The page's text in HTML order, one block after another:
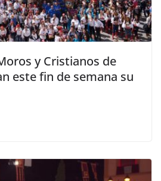
y Cristianos de
este fin de semana su